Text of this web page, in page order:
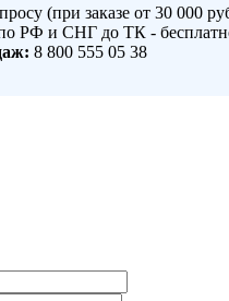
(при заказе от 30 000
РФ и СНГ до ТК -
8 800 555 05 38